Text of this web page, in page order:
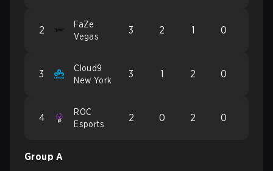
2
FaZe
Vegas
3 2 1 0
3
Cloud9
New York
3 1 2 0
4
ROC
Esports
2 0 2 0
Group A